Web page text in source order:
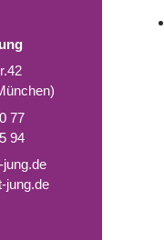
77
94
jung.de
jung.de